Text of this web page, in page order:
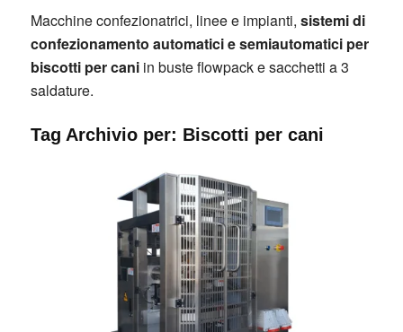
Macchine confezionatrici, linee e impianti, sistemi di
confezionamento automatici e semiautomatici per
biscotti per cani in buste flowpack e sacchetti a 3
saldature.
Tag Archivio per: Biscotti per cani